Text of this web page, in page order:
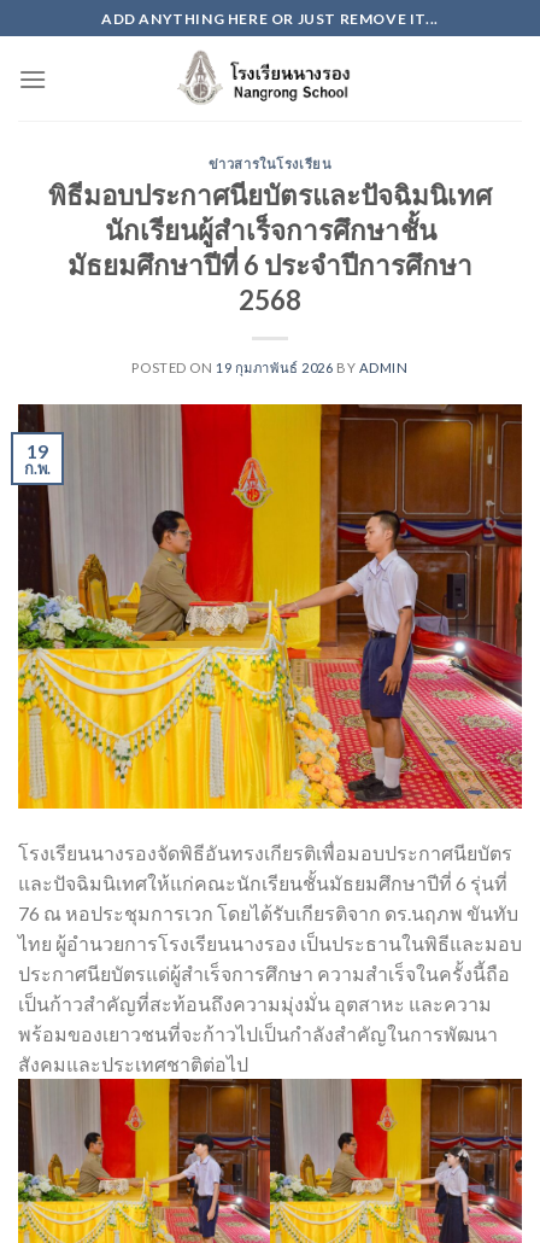
to
content
ADD ANYTHING HERE OR JUST REMOVE IT...
ข่าวสารในโรงเรียน
พิธีมอบประกาศนียบัตรและปัจฉิมนิเทศ
นักเรียนผู้สำเร็จการศึกษาชั้น
มัธยมศึกษาปีที่ 6 ประจำปีการศึกษา
2568
POSTED ON 19 กุมภาพันธ์ 2026 BY ADMIN
19
ก.พ.
โรงเรียนนางรองจัดพิธีอันทรงเกียรติเพื่อมอบประกาศนียบัตร
และปัจฉิมนิเทศให้แก่คณะนักเรียนชั้นมัธยมศึกษาปีที่ 6 รุ่นที่
76 ณ หอประชุมการเวก โดยได้รับเกียรติจาก ดร.นฤภพ ขันทับ
ไทย ผู้อำนวยการโรงเรียนนางรอง เป็นประธานในพิธีและมอบ
ประกาศนียบัตรแด่ผู้สำเร็จการศึกษา ความสำเร็จในครั้งนี้ถือ
เป็นก้าวสำคัญที่สะท้อนถึงความมุ่งมั่น อุตสาหะ และความ
พร้อมของเยาวชนที่จะก้าวไปเป็นกำลังสำคัญในการพัฒนา
สังคมและประเทศชาติต่อไป